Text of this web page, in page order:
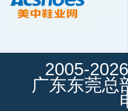
2005-
广东东莞总